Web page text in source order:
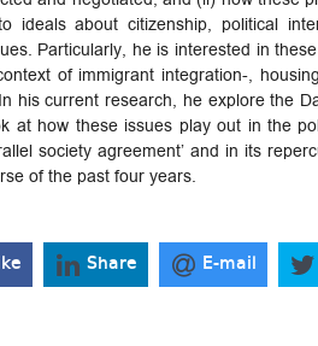
ideals about citizenship, political
Particularly, he is interested in
of immigrant integration-,
his current research, he explore the
at how these issues play out in the
society agreement’ and in its
of the past four years.
Share E-mail